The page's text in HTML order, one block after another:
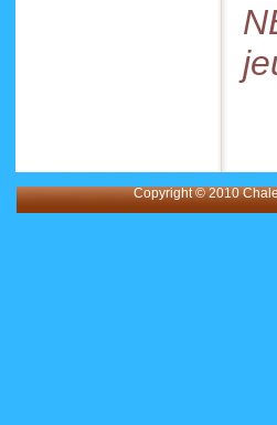
Copyright © 2010